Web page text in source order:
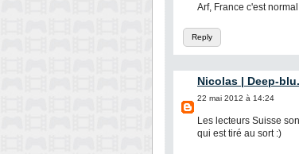
Reply
Arf, France c'est
Nicolas | Deep-
22 mai 2012 à 14:24
Les lecteurs Suisse
qui est tiré au sort :)